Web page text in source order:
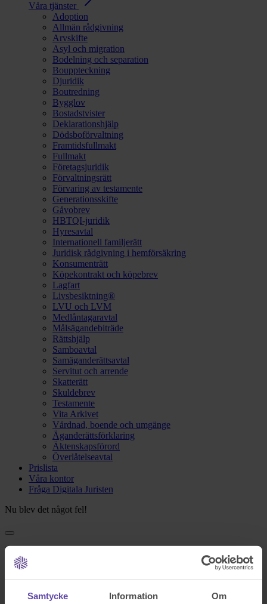
Samtycke Information Om
Våra tjänster
Adoption
Allmän rådgivning
Arvskifte
Asyl och migration
Bodelning och separation
Bouppteckning
Djuridik
Boutredning
Bygglov
Bostadstvister
Deklarationshjälp
Dödsboförvaltning
Framtidsfullmakt
Fullmakt
Företagsjuridik
Förvaltningsrätt
Förvaring av testamente
Generationsskifte
Gåvobrev
HBTQI-juridik
Hyresavtal
Internationell familjerätt
Juridisk rådgivning i hemförsäkring
Konsumenträtt
Köpekontrakt och köpebrev
Lagfart
Livsbesiktning®
LVU och LVM
Medlåntagaravtal
Målsägandebiträde
Rättshjälp
Samboavtal
Samäganderättsavtal
Servitut och arrende
Skatterätt
Skuldebrev
Testamente
Vita Arkivet
Vårdnad, boende och umgänge
Äganderättsförklaring
Äktenskapsförord
Överlåtelseavtal
Prislista
Våra kontor
Fråga Digitala Juristen
Nu blev det något fel!
Testa igen och om det fortfarande inte fungerar kontakta oss på
support@familjensjurist.se.
Stäng